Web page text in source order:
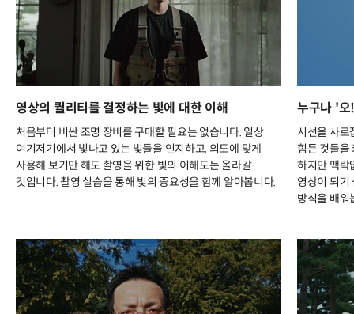
영상의 퀄리티를 결정하는 빛에 대한 이해
처음부터 비싼 조명 장비를 구매할 필요는 없습니다. 일상
여기저기에서 빛나고 있는 빛들을 인지하고, 의도에 맞게
사용해 보기만 해도 촬영을 위한 빛의 이해도는 올라갈
것입니다. 촬영 실습을 통해 빛의 중요성을 함께 알아봅니다.
누구나 '오
시선을 사로
힘든 것들을
하지만 맥락
영상이 되기
방식을 배워